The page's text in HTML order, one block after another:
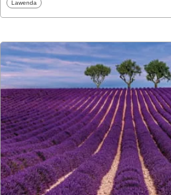
Fototapety
Lawenda